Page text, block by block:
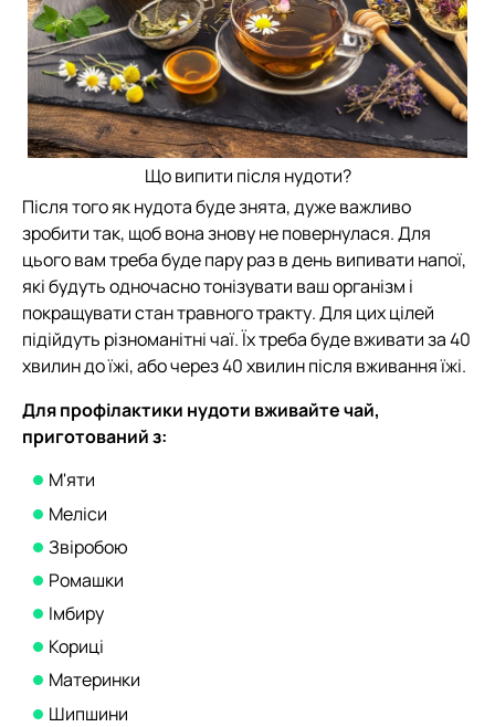
Що випити після нудоти?
Після того як нудота буде знята, дуже важливо
зробити так, щоб вона знову не повернулася. Для
цього вам треба буде пару раз в день випивати напої,
які будуть одночасно тонізувати ваш організм і
покращувати стан травного тракту. Для цих цілей
підійдуть різноманітні чаї. Їх треба буде вживати за 40
хвилин до їжі, або через 40 хвилин після вживання їжі.
Для профілактики нудоти вживайте чай,
приготований з:
М'яти
Меліси
Звіробою
Ромашки
Імбиру
Кориці
Материнки
Шипшини